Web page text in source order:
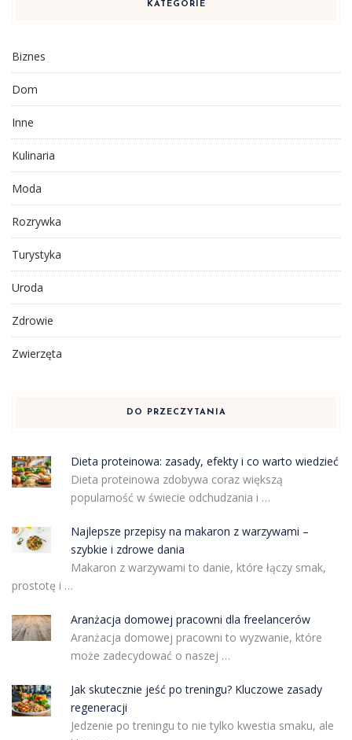
KATEGORIE
Biznes
Dom
Inne
Kulinaria
Moda
Rozrywka
Turystyka
Uroda
Zdrowie
Zwierzęta
DO PRZECZYTANIA
Dieta proteinowa: zasady, efekty i co warto wiedzieć
Dieta proteinowa zdobywa coraz większą
popularność w świecie odchudzania i …
Najlepsze przepisy na makaron z warzywami –
szybkie i zdrowe dania
Makaron z warzywami to danie, które łączy smak,
prostotę i …
Aranżacja domowej pracowni dla freelancerów
Aranżacja domowej pracowni to wyzwanie, które
może zadecydować o naszej …
Jak skutecznie jeść po treningu? Kluczowe zasady
regeneracji
Jedzenie po treningu to nie tylko kwestia smaku, ale